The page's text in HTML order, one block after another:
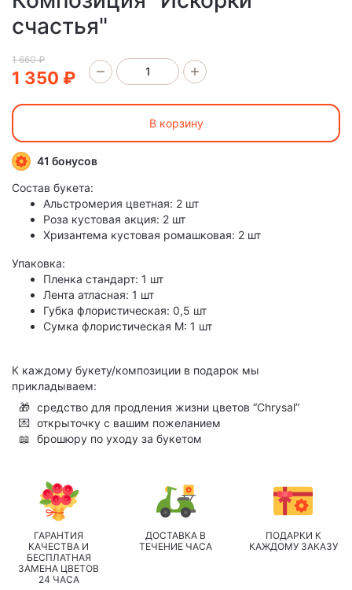
счастья"
1 660 ₽
1 350 ₽
В корзину
41 бонусов
Состав букета:
Альстромерия цветная: 2 шт
Роза кустовая акция: 2 шт
Хризантема кустовая ромашковая: 2 шт
Упаковка:
Пленка стандарт: 1 шт
Лента атласная: 1 шт
Губка флористическая: 0,5 шт
Сумка флористическая M: 1 шт
К каждому букету/композиции в подарок мы
прикладываем:
🎁 средство для продления жизни цветов “Chrysal”
💌 открыточку с вашим пожеланием
📖 брошюру по уходу за букетом
ГАРАНТИЯ
КАЧЕСТВА И
БЕСПЛАТНАЯ
ЗАМЕНА ЦВЕТОВ
24 ЧАСА
ДОСТАВКА В
ТЕЧЕНИЕ ЧАСА
ПОДАРКИ К
КАЖДОМУ ЗАКАЗУ